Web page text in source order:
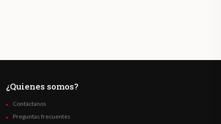
¿Quienes somos?
Contáctanos
Preguntas frecuentes